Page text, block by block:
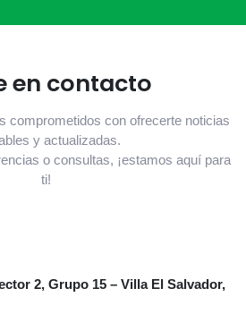
en contacto
comprometidos con ofrecerte noticias
y actualizadas.
o consultas, ¡estamos aquí para
ti!
2, Grupo 15 – Villa El Salvador,